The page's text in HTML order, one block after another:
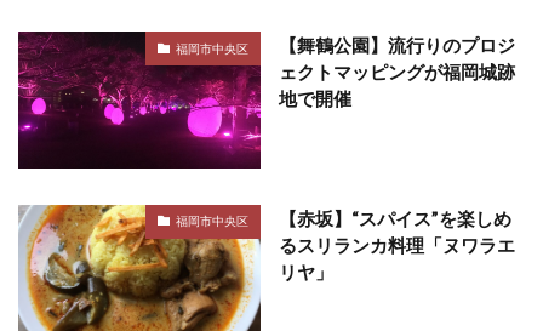
福岡市中央区
【舞鶴公園】流行りのプロジ
ェクトマッピングが福岡城跡
地で開催
福岡市中央区
【赤坂】“スパイス”を楽しめ
るスリランカ料理「ヌワラエ
リヤ」